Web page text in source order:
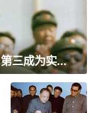
1978年邓小平如何从党内排名第三成为实际核心？